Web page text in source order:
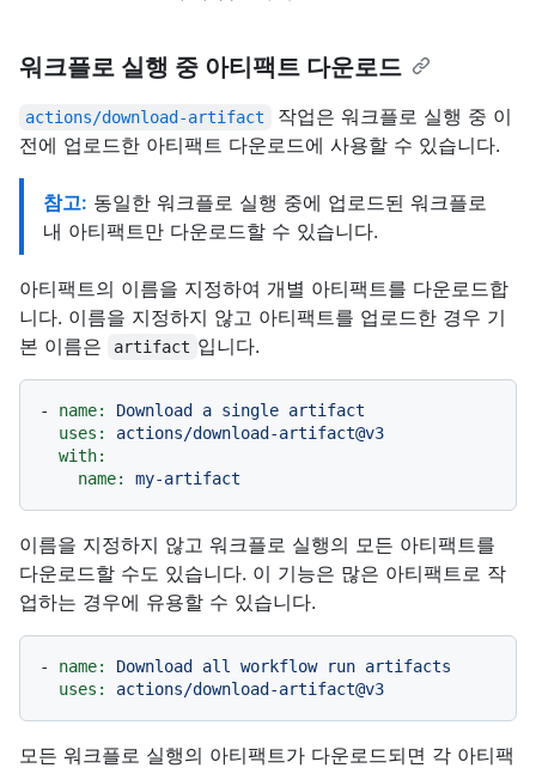
워크플로 실행 중 아티팩트 다운로드
actions/download-artifact
작업은 워크플로 실행 중 이
전에 업로드한 아티팩트 다운로드에 사용할 수 있습니다.
참고: 동일한 워크플로 실행 중에 업로드된 워크플로
내 아티팩트만 다운로드할 수 있습니다.
아티팩트의 이름을 지정하여 개별 아티팩트를 다운로드합
니다. 이름을 지정하지 않고 아티팩트를 업로드한 경우 기
본 이름은
artifact 입니다.
- name: Download a single artifact
uses:
actions/download-artifact@v3
with:
name:
my-artifact
이름을 지정하지 않고 워크플로 실행의 모든 아티팩트를
다운로드할 수도 있습니다. 이 기능은 많은 아티팩트로 작
업하는 경우에 유용할 수 있습니다.
- name: Download all workflow run artifacts
uses:
actions/download-artifact@v3
모든 워크플로 실행의 아티팩트가 다운로드되면 각 아티팩